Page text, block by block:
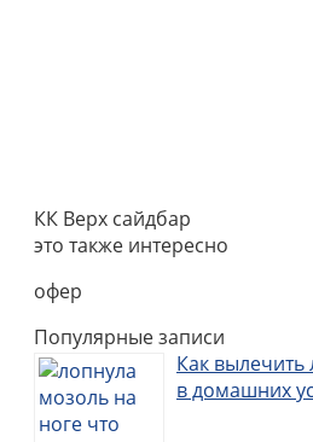
КК Верх сайдбар
это также интересно
офер
Популярные записи
Как
в домашних